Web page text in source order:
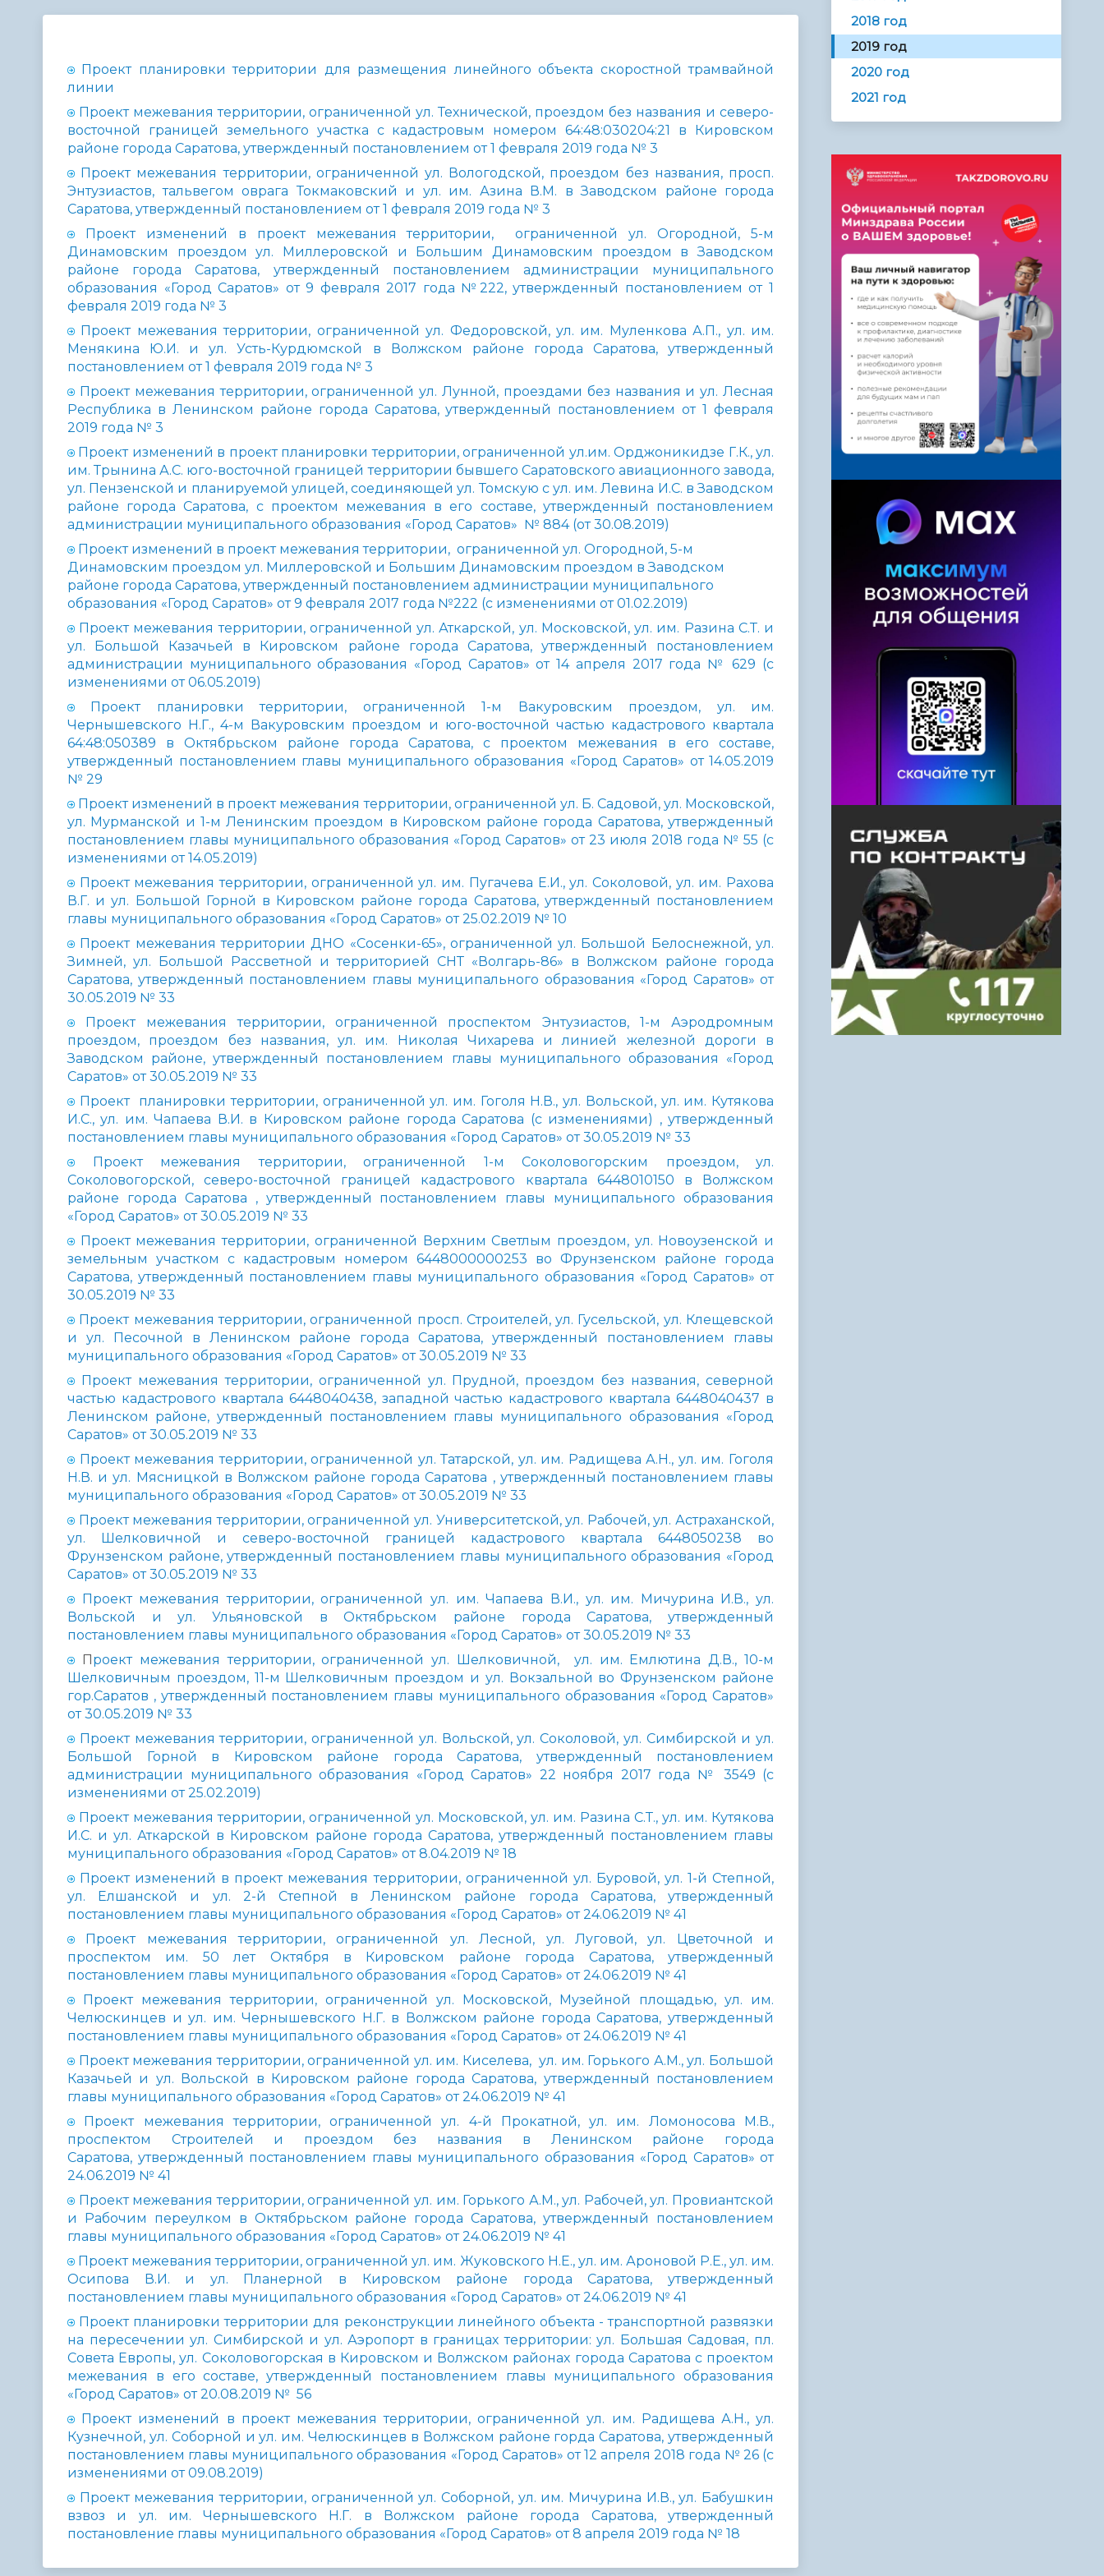
Проект планировки территории для размещения линейного объекта скоростной трамвайной
линии
Проект межевания территории, ограниченной ул. Технической, проездом без названия и северо-
восточной границей земельного участка с кадастровым номером 64:48:030204:21 в Кировском
районе города Саратова, утвержденный постановлением от 1 февраля 2019 года № 3
Проект межевания территории, ограниченной ул. Вологодской, проездом без названия, просп.
Энтузиастов, тальвегом оврага Токмаковский и ул. им. Азина В.М. в Заводском районе города
Саратова, утвержденный постановлением от 1 февраля 2019 года № 3
Проект изменений в проект межевания территории, ограниченной ул. Огородной, 5-м
Динамовским проездом ул. Миллеровской и Большим Динамовским проездом в Заводском
районе города Саратова, утвержденный постановлением администрации муниципального
образования «Город Саратов» от 9 февраля 2017 года №222, утвержденный постановлением от 1
февраля 2019 года № 3
Проект межевания территории, ограниченной ул. Федоровской, ул. им. Муленкова А.П., ул. им.
Менякина Ю.И. и ул. Усть-Курдюмской в Волжском районе города Саратова, утвержденный
постановлением от 1 февраля 2019 года № 3
Проект межевания территории, ограниченной ул. Лунной, проездами без названия и ул. Лесная
Республика в Ленинском районе города Саратова, утвержденный постановлением от 1 февраля
2019 года № 3
Проект изменений в проект планировки территории, ограниченной ул.им. Орджоникидзе Г.К., ул.
им. Трынина А.С. юго-восточной границей территории бывшего Саратовского авиационного завода,
ул. Пензенской и планируемой улицей, соединяющей ул. Томскую с ул. им. Левина И.С. в Заводском
районе города Саратова, с проектом межевания в его составе, утвержденный постановлением
администрации муниципального образования «Город Саратов» № 884 (от 30.08.2019)
Проект изменений в проект межевания территории, ограниченной ул. Огородной, 5-м
Динамовским проездом ул. Миллеровской и Большим Динамовским проездом в Заводском
районе города Саратова, утвержденный постановлением администрации муниципального
образования «Город Саратов» от 9 февраля 2017 года №222 (с изменениями от 01.02.2019)
Проект межевания территории, ограниченной ул. Аткарской, ул. Московской, ул. им. Разина С.Т. и
ул. Большой Казачьей в Кировском районе города Саратова, утвержденный постановлением
администрации муниципального образования «Город Саратов» от 14 апреля 2017 года № 629 (с
изменениями от 06.05.2019)
Проект планировки территории, ограниченной 1-м Вакуровским проездом, ул. им.
Чернышевского Н.Г., 4-м Вакуровским проездом и юго-восточной частью кадастрового квартала
64:48:050389 в Октябрьском районе города Саратова, с проектом межевания в его составе,
утвержденный постановлением главы муниципального образования «Город Саратов» от 14.05.2019
№ 29
Проект изменений в проект межевания территории, ограниченной ул. Б. Садовой, ул. Московской,
ул. Мурманской и 1-м Ленинским проездом в Кировском районе города Саратова, утвержденный
постановлением главы муниципального образования «Город Саратов» от 23 июля 2018 года № 55 (с
изменениями от 14.05.2019)
Проект межевания территории, ограниченной ул. им. Пугачева Е.И., ул. Соколовой, ул. им. Рахова
В.Г. и ул. Большой Горной в Кировском районе города Саратова, утвержденный постановлением
главы муниципального образования «Город Саратов» от 25.02.2019 № 10
Проект межевания территории ДНО «Сосенки-65», ограниченной ул. Большой Белоснежной, ул.
Зимней, ул. Большой Рассветной и территорией СНТ «Волгарь-86» в Волжском районе города
Саратова, утвержденный постановлением главы муниципального образования «Город Саратов» от
30.05.2019 № 33
Проект межевания территории, ограниченной проспектом Энтузиастов, 1-м Аэродромным
проездом, проездом без названия, ул. им. Николая Чихарева и линией железной дороги в
Заводском районе, утвержденный постановлением главы муниципального образования «Город
Саратов» от 30.05.2019 № 33
Проект планировки территории, ограниченной ул. им. Гоголя Н.В., ул. Вольской, ул. им. Кутякова
И.С., ул. им. Чапаева В.И. в Кировском районе города Саратова (с изменениями) , утвержденный
постановлением главы муниципального образования «Город Саратов» от 30.05.2019 № 33
Проект межевания территории, ограниченной 1-м Соколовогорским проездом, ул.
Соколовогорской, северо-восточной границей кадастрового квартала 6448010150 в Волжском
районе города Саратова , утвержденный постановлением главы муниципального образования
«Город Саратов» от 30.05.2019 № 33
Проект межевания территории, ограниченной Верхним Светлым проездом, ул. Новоузенской и
земельным участком с кадастровым номером 6448000000253 во Фрунзенском районе города
Саратова, утвержденный постановлением главы муниципального образования «Город Саратов» от
30.05.2019 № 33
Проект межевания территории, ограниченной просп. Строителей, ул. Гусельской, ул. Клещевской
и ул. Песочной в Ленинском районе города Саратова, утвержденный постановлением главы
муниципального образования «Город Саратов» от 30.05.2019 № 33
Проект межевания территории, ограниченной ул. Прудной, проездом без названия, северной
частью кадастрового квартала 6448040438, западной частью кадастрового квартала 6448040437 в
Ленинском районе, утвержденный постановлением главы муниципального образования «Город
Саратов» от 30.05.2019 № 33
Проект межевания территории, ограниченной ул. Татарской, ул. им. Радищева А.Н., ул. им. Гоголя
Н.В. и ул. Мясницкой в Волжском районе города Саратова , утвержденный постановлением главы
муниципального образования «Город Саратов» от 30.05.2019 № 33
Проект межевания территории, ограниченной ул. Университетской, ул. Рабочей, ул. Астраханской,
ул. Шелковичной и северо-восточной границей кадастрового квартала 6448050238 во
Фрунзенском районе, утвержденный постановлением главы муниципального образования «Город
Саратов» от 30.05.2019 № 33
Проект межевания территории, ограниченной ул. им. Чапаева В.И., ул. им. Мичурина И.В., ул.
Вольской и ул. Ульяновской в Октябрьском районе города Саратова, утвержденный
постановлением главы муниципального образования «Город Саратов» от 30.05.2019 № 33
Проект межевания территории, ограниченной ул. Шелковичной, ул. им. Емлютина Д.В., 10-м
Шелковичным проездом, 11-м Шелковичным проездом и ул. Вокзальной во Фрунзенском районе
гор.Саратов , утвержденный постановлением главы муниципального образования «Город Саратов»
от 30.05.2019 № 33
Проект межевания территории, ограниченной ул. Вольской, ул. Соколовой, ул. Симбирской и ул.
Большой Горной в Кировском районе города Саратова, утвержденный постановлением
администрации муниципального образования «Город Саратов» 22 ноября 2017 года № 3549 (с
изменениями от 25.02.2019)
Проект межевания территории, ограниченной ул. Московской, ул. им. Разина С.Т., ул. им. Кутякова
И.С. и ул. Аткарской в Кировском районе города Саратова, утвержденный постановлением главы
муниципального образования «Город Саратов» от 8.04.2019 № 18
Проект изменений в проект межевания территории, ограниченной ул. Буровой, ул. 1-й Степной,
ул. Елшанской и ул. 2-й Степной в Ленинском районе города Саратова, утвержденный
постановлением главы муниципального образования «Город Саратов» от 24.06.2019 № 41
Проект межевания территории, ограниченной ул. Лесной, ул. Луговой, ул. Цветочной и
проспектом им. 50 лет Октября в Кировском районе города Саратова, утвержденный
постановлением главы муниципального образования «Город Саратов» от 24.06.2019 № 41
Проект межевания территории, ограниченной ул. Московской, Музейной площадью, ул. им.
Челюскинцев и ул. им. Чернышевского Н.Г. в Волжском районе города Саратова, утвержденный
постановлением главы муниципального образования «Город Саратов» от 24.06.2019 № 41
Проект межевания территории, ограниченной ул. им. Киселева, ул. им. Горького А.М., ул. Большой
Казачьей и ул. Вольской в Кировском районе города Саратова, утвержденный постановлением
главы муниципального образования «Город Саратов» от 24.06.2019 № 41
Проект межевания территории, ограниченной ул. 4-й Прокатной, ул. им. Ломоносова М.В.,
проспектом Строителей и проездом без названия в Ленинском районе города
Саратова, утвержденный постановлением главы муниципального образования «Город Саратов» от
24.06.2019 № 41
Проект межевания территории, ограниченной ул. им. Горького А.М., ул. Рабочей, ул. Провиантской
и Рабочим переулком в Октябрьском районе города Саратова, утвержденный постановлением
главы муниципального образования «Город Саратов» от 24.06.2019 № 41
Проект межевания территории, ограниченной ул. им. Жуковского Н.Е., ул. им. Ароновой Р.Е., ул. им.
Осипова В.И. и ул. Планерной в Кировском районе города Саратова, утвержденный
постановлением главы муниципального образования «Город Саратов» от 24.06.2019 № 41
Проект планировки территории для реконструкции линейного объекта - транспортной развязки
на пересечении ул. Симбирской и ул. Аэропорт в границах территории: ул. Большая Садовая, пл.
Совета Европы, ул. Соколовогорская в Кировском и Волжском районах города Саратова с проектом
межевания в его составе, утвержденный постановлением главы муниципального образования
«Город Саратов» от 20.08.2019 № 56
Проект изменений в проект межевания территории, ограниченной ул. им. Радищева А.Н., ул.
Кузнечной, ул. Соборной и ул. им. Челюскинцев в Волжском районе горда Саратова, утвержденный
постановлением главы муниципального образования «Город Саратов» от 12 апреля 2018 года № 26 (с
изменениями от 09.08.2019)
Проект межевания территории, ограниченной ул. Соборной, ул. им. Мичурина И.В., ул. Бабушкин
взвоз и ул. им. Чернышевского Н.Г. в Волжском районе города Саратова, утвержденный
постановление главы муниципального образования «Город Саратов» от 8 апреля 2019 года № 18
2018 год
2019 год
2020 год
2021 год